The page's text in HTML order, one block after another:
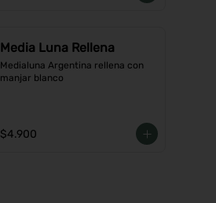
Media Luna Rellena
Medialuna Argentina rellena con
manjar blanco
$4.900